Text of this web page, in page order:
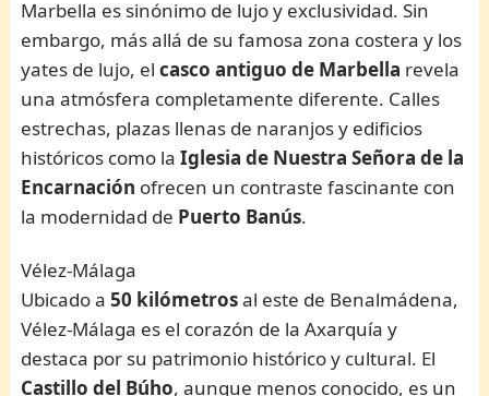
Marbella es sinónimo de lujo y exclusividad. Sin
embargo, más allá de su famosa zona costera y los
yates de lujo, elcasco antiguo de Marbella revela
una atmósfera completamente diferente. Calles
estrechas, plazas llenas de naranjos y edificios
históricos como laIglesia de Nuestra Señora de la
Encarnación ofrecen un contraste fascinante con
la modernidad de Puerto Banús.
Vélez-Málaga
Ubicado a50 kilómetrosal este de Benalmádena,
Vélez-Málaga es el corazón de la Axarquía y
destaca por su patrimonio histórico y cultural. El
Castillo del Búho, aunque menos conocido, es un